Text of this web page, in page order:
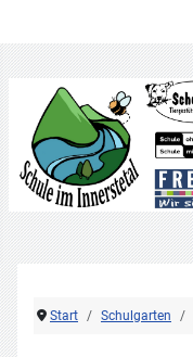
Start Schulgarten